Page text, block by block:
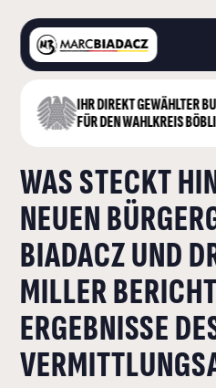
IHR DIREKT GEWÄHLTER
FÜR DEN WAHLKREIS
LANDKREIS
DEUTSCHER
WAS STECKT
NEUEN
BIADACZ UND
MILLER
ERGEBNISSE